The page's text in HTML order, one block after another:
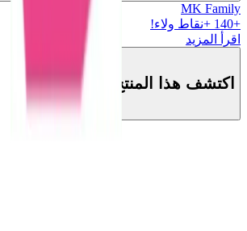
MK Family
+
140 +نقاط ولاء!
اقرأ المزيد
اكتشف هذا المنتج